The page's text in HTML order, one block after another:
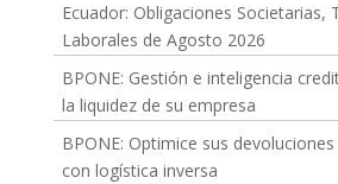
Ecuador: Obligaciones Societarias,
Laborales de Agosto 2026
BPONE: Gestión e inteligencia
la liquidez de su empresa
BPONE: Optimice sus
con logística inversa